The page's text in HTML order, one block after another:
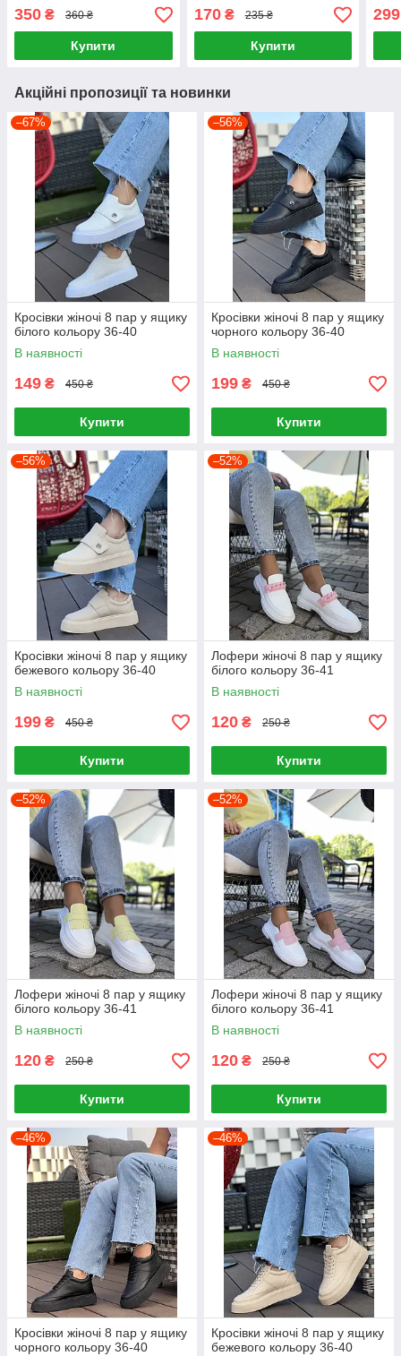
350 ₴ 360 ₴
Купити
170₴ 235 ₴
Купити
299
Акційні пропозиції та новинки
–67%
Кросівки жіночі 8 пар у ящику
білого кольору 36-40
В наявності
149 ₴ 450 ₴
Купити
–56%
Кросівки жіночі 8 пар у ящику
чорного кольору 36-40
В наявності
199 ₴ 450 ₴
Купити
–56%
Кросівки жіночі 8 пар у ящику
бежевого кольору 36-40
В наявності
199 ₴ 450 ₴
Купити
–52%
Лофери жіночі 8 пар у ящику
білого кольору 36-41
В наявності
120 ₴ 250 ₴
Купити
–52%
Лофери жіночі 8 пар у ящику
білого кольору 36-41
В наявності
120 ₴ 250 ₴
Купити
–52%
Лофери жіночі 8 пар у ящику
білого кольору 36-41
В наявності
120 ₴ 250 ₴
Купити
–46%
Кросівки жіночі 8 пар у ящику
чорного кольору 36-40
–46%
Кросівки жіночі 8 пар у ящику
бежевого кольору 36-40